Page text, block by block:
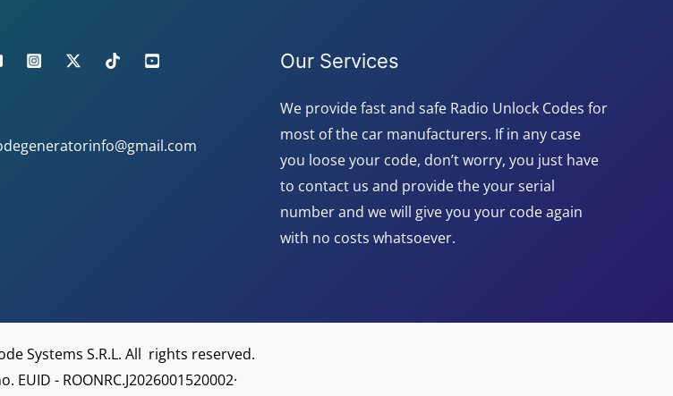
Our Services
We provide fast and safe Radio Unlock Codes for
most of the car manufacturers. If in any case
you loose your code, don’t worry, you just have
to contact us and provide the your serial
number and we will give you your code again
with no costs whatsoever.
Systems S.R.L. All rights reserved.
EUID - ROONRC.J2026001520002·